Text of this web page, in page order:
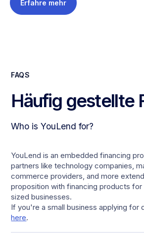
Erfahre mehr
FAQS
Häufig gestellte
Who is YouLend for?
YouLend is an embedded financing
partners like technology companies,
commerce providers, and more
proposition with financing products for
sized businesses.
If you're a small business applying for
here.